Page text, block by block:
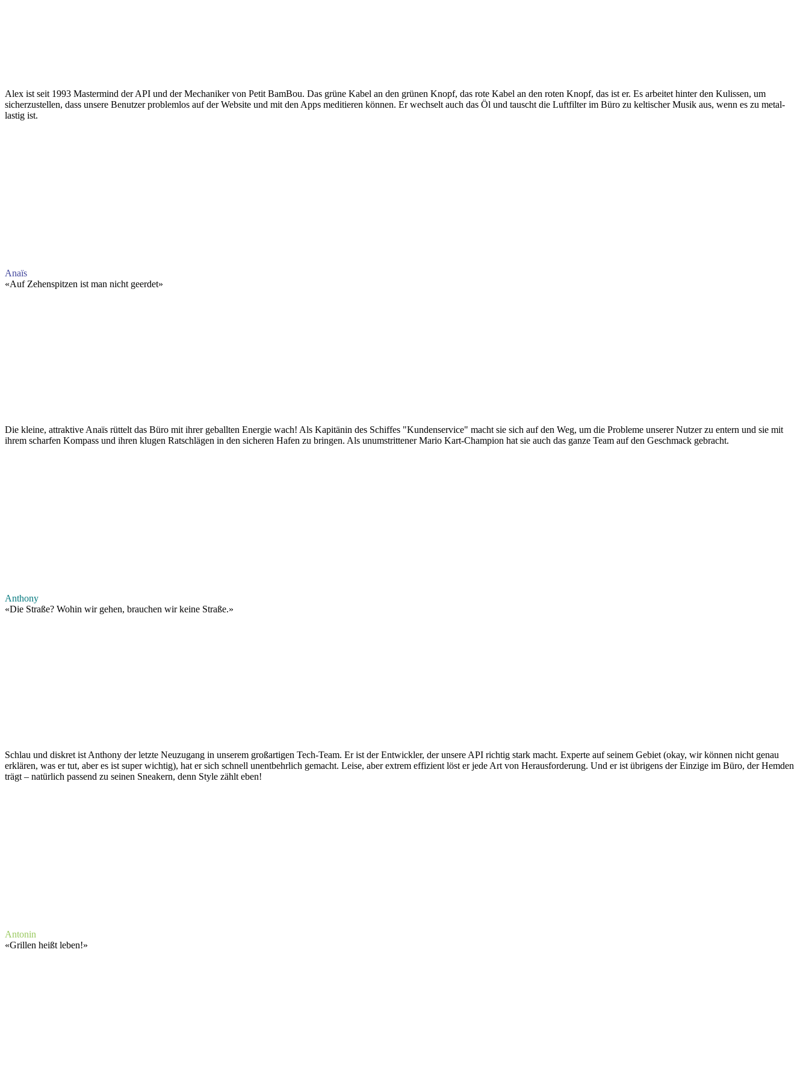
Alex ist seit 1993 Mastermind der API und der Mechaniker von Petit BamBou. Das grüne Kabel an den grünen Knopf, das rote Kabel an den roten Knopf, das ist er. Es arbeitet hinter den Kulissen, um
sicherzustellen, dass unsere Benutzer problemlos auf der Website und mit den Apps meditieren können. Er wechselt auch das Öl und tauscht die Luftfilter im Büro zu keltischer Musik aus, wenn es zu metal-
lastig ist.
Anaïs
«Auf Zehenspitzen ist man nicht geerdet»
Die kleine, attraktive Anaïs rüttelt das Büro mit ihrer geballten Energie wach! Als Kapitänin des Schiffes "Kundenservice" macht sie sich auf den Weg, um die Probleme unserer Nutzer zu entern und sie mit
ihrem scharfen Kompass und ihren klugen Ratschlägen in den sicheren Hafen zu bringen. Als unumstrittener Mario Kart-Champion hat sie auch das ganze Team auf den Geschmack gebracht.
Anthony
«Die Straße? Wohin wir gehen, brauchen wir keine Straße.»
Schlau und diskret ist Anthony der letzte Neuzugang in unserem großartigen Tech-Team. Er ist der Entwickler, der unsere API richtig stark macht. Experte auf seinem Gebiet (okay, wir können nicht genau
erklären, was er tut, aber es ist super wichtig), hat er sich schnell unentbehrlich gemacht. Leise, aber extrem effizient löst er jede Art von Herausforderung. Und er ist übrigens der Einzige im Büro, der Hemden
trägt – natürlich passend zu seinen Sneakern, denn Style zählt eben!
Antonin
«Grillen heißt leben!»